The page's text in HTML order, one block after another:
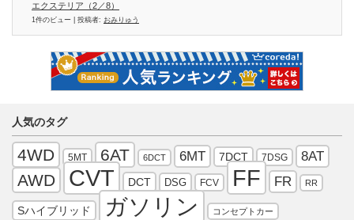
エクステリア（2／8）
1件のビュー 投稿者: おみりゅう
人気のタグ
4WD 5MT 6AT 6DCT 6MT 7DCT 7DSG 8AT
AWD CVT DCT DSG FCV FF FR RR
Sハイブリッド ガソリン コンセプトカー